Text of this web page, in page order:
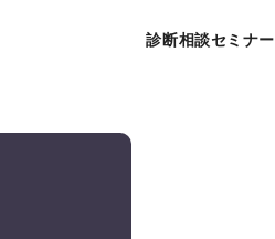
診断相談セミナー